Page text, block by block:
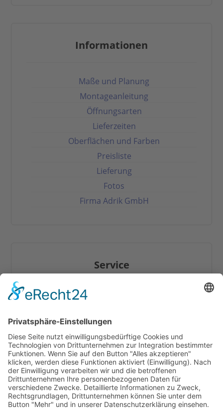
Informationen
Maße und Planung
Montageanleitung
Öffnungsarten
Lieferzeiten
Oberflächen und Farben
Preisliste
Lieferung
Fotos
Firma Adrik GmbH
Service
Mehr Infos zum Thema Tapetentüren
Anleitungen